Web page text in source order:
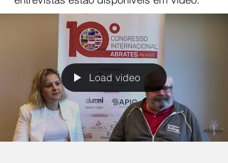
Load video